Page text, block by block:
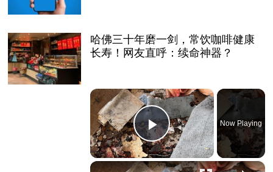
哈佛三十年磨一剑，常饮咖啡健康
长寿！网友直呼：续命神器？
×
Play Video
Now Playing
×